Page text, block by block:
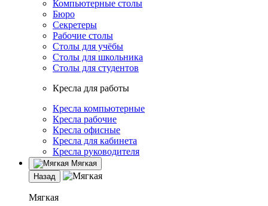
Компьютерные столы
Бюро
Секретеры
Рабочие столы
Столы для учёбы
Столы для школьника
Столы для студентов
Кресла для работы
Кресла компьютерные
Кресла рабочие
Кресла офисные
Кресла для кабинета
Кресла руководителя
Мягкая
Назад
Мягкая